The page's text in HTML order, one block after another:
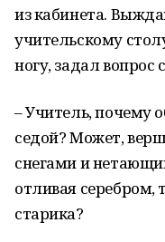
из кабинета.
учительскому
ногу, задал вопрос
– Учитель, почему
седой? Может,
снегами и
отливая серебром,
старика?